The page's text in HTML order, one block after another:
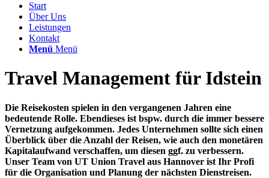
Start
Über Uns
Leistungen
Kontakt
Menü Menü
Travel Management für Idstein
Die Reisekosten spielen in den vergangenen Jahren eine
bedeutende Rolle. Ebendieses ist bspw. durch die immer bessere
Vernetzung aufgekommen. Jedes Unternehmen sollte sich einen
Überblick über die Anzahl der Reisen, wie auch den monetären
Kapitalaufwand verschaffen, um diesen ggf. zu verbessern.
Unser Team von UT Union Travel aus Hannover ist Ihr Profi
für die Organisation und Planung der nächsten Dienstreisen.